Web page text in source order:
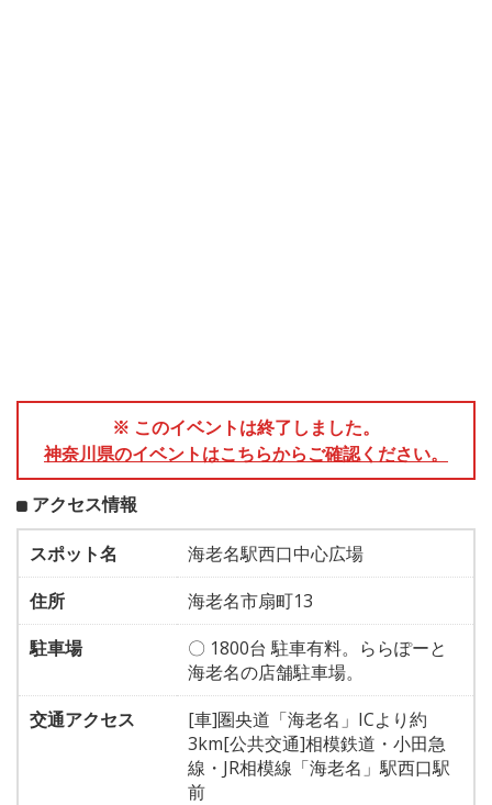
※ このイベントは終了しました。
神奈川県のイベントはこちらからご確認ください。
アクセス情報
スポット名
海老名駅西口中心広場
住所
海老名市扇町13
駐車場
〇 1800台 駐車有料。ららぽーと
海老名の店舗駐車場。
交通アクセス
[車]圏央道「海老名」ICより約
3km[公共交通]相模鉄道・小田急
線・JR相模線「海老名」駅西口駅
前